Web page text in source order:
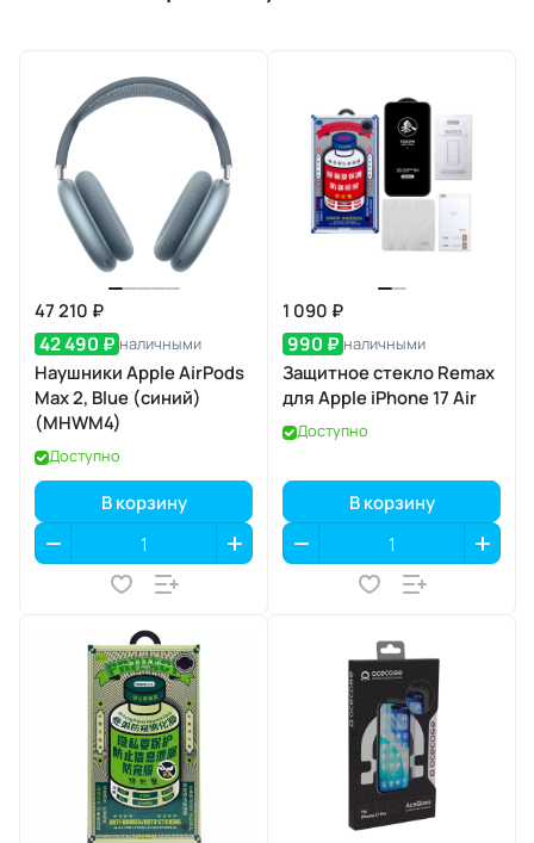
47 210 ₽
42 490 ₽ наличными
Наушники Apple AirPods
Max 2, Blue (синий)
(MHWM4)
Доступно
В корзину
1 090 ₽
990 ₽ наличными
Защитное стекло Remax
для Apple iPhone 17 Air
Доступно
В корзину